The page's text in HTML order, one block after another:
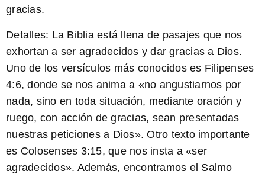
gracias.
Detalles: La Biblia está llena de pasajes que nos
exhortan a ser agradecidos y dar gracias a Dios.
Uno de los versículos más conocidos es Filipenses
4:6, donde se nos anima a «no angustiarnos por
nada, sino en toda situación, mediante oración y
ruego, con acción de gracias, sean presentadas
nuestras peticiones a Dios». Otro texto importante
es Colosenses 3:15, que nos insta a «ser
agradecidos». Además, encontramos el Salmo